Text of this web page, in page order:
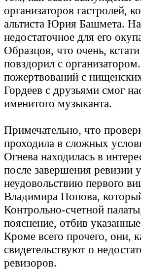
организаторов гастролей,
альтиста Юрия Башмета.
недостаточное для его
Образцов, что очень,
повздорил с
пожертвований с
Гордеев с друзьями смог
именитого музыканта.
Примечательно, что
проходила в сложных
Огнева находилась в
после завершения ревизии
неудовольствию первого
Владимира Попова,
Контрольно-счетной
пояснение, отбив
Кроме всего прочего, они,
свидетельствуют о
ревизоров.